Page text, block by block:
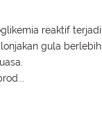
reaktif terjadi
gula berlebih